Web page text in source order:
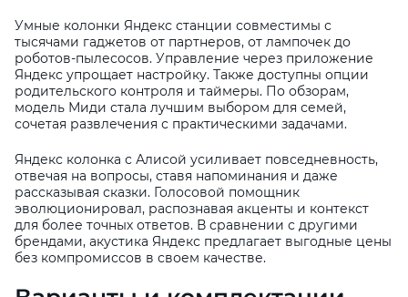
Умные колонки Яндекс станции совместимы с
тысячами гаджетов от партнеров, от лампочек до
роботов-пылесосов. Управление через приложение
Яндекс упрощает настройку. Также доступны опции
родительского контроля и таймеры. По обзорам,
модель Миди стала лучшим выбором для семей,
сочетая развлечения с практическими задачами.
Яндекс колонка с Алисой усиливает повседневность,
отвечая на вопросы, ставя напоминания и даже
рассказывая сказки. Голосовой помощник
эволюционировал, распознавая акценты и контекст
для более точных ответов. В сравнении с другими
брендами, акустика Яндекс предлагает выгодные цены
без компромиссов в своем качестве.